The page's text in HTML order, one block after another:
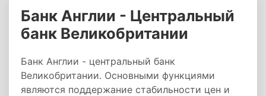
Банк Англии - Центральный
банк Великобритании
Банк Англии - центральный банк
Великобритании. Основными функциями
являются поддержание стабильности цен и